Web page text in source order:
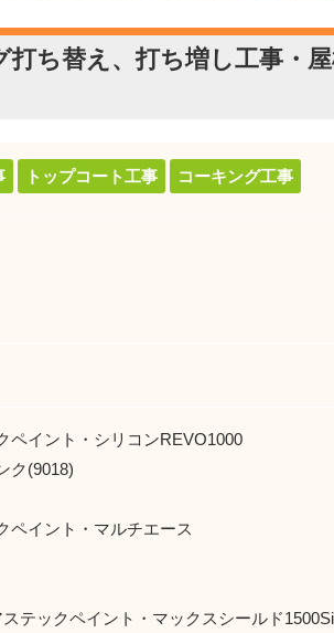
ち替え、打ち増し工事・
トップコート工事 コーキング工事
ント・シリコンREVO1000
(9018)
イント・マルチエース
ックペイント・マックスシールド1500Si